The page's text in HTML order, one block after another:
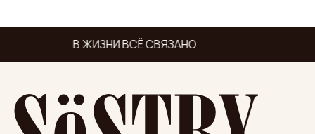
В ЖИЗНИ ВСЁ СВЯЗАНО